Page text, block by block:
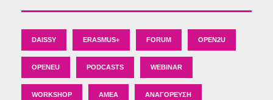
DAISSY ERASMUS+ FORUM OPEN2U
OPENEU PODCASTS WEBINAR
WORKSHOP ΑΜΕΑ ΑΝΑΓΌΡΕΥΣΗ